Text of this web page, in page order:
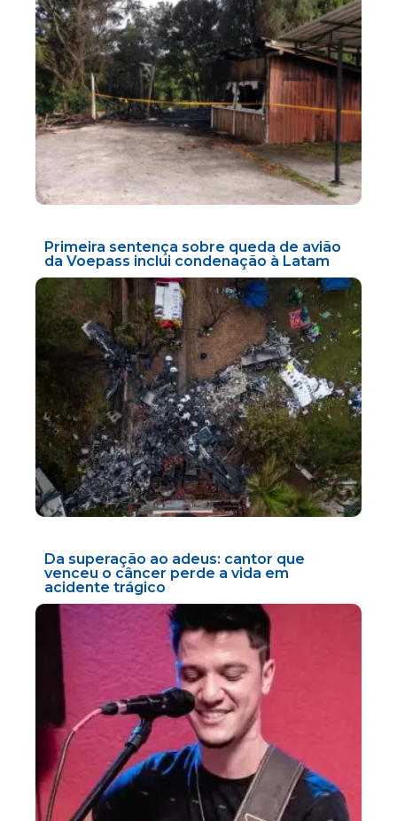
Primeira sentença sobre queda de avião
da Voepass inclui condenação à Latam
Da superação ao adeus: cantor que
venceu o câncer perde a vida em
acidente trágico